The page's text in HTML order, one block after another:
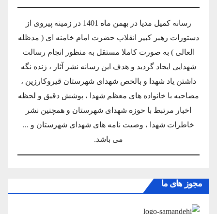
رسانه کمیل مدیا در بهمن ماه 1401 در زمینه پیروی از
دستورات رهبر کبیر انقلاب حضرت امام خامنه ای ( مدظله
العالی ) به صورت کاملا مستقل به منظور انجام رسالت
شهدایی ایجاد گردید و هدف این رسانه نشر آثار ، زنده نگه
داشتن یاد شهدا و بالخص شهدای شهرستان قیروکارزین ،
مصاحبه با خانواده های معظم شهدا ، پوشش دقیق و لحظه
اخبار مرتبط با حوزه شهدای شهرستان و همچنین نشر
خاطرات شهدا ، وصیت نامه های شهدای شهرستان و ...
می باشد.
مجوز های ما